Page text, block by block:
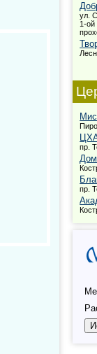
ул.
1-ой
пр.
пр.